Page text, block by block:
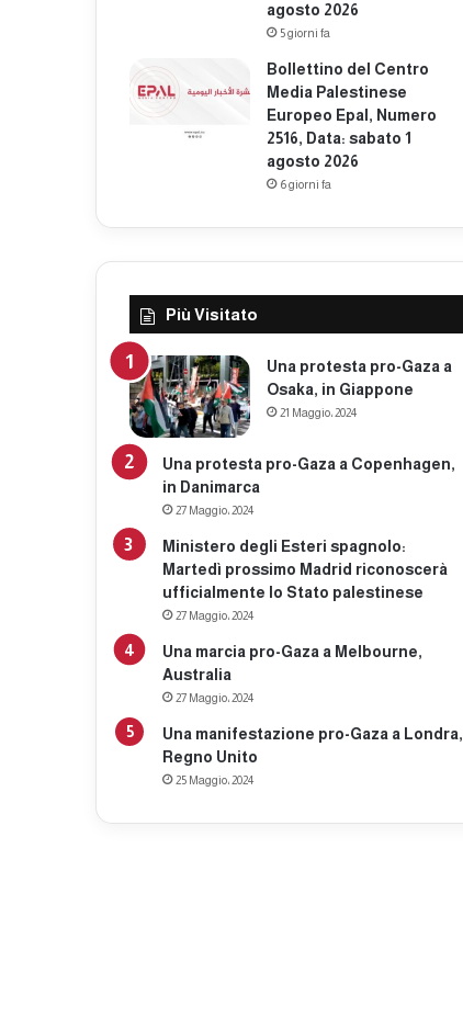
agosto 2026
5 giorni fa
Bollettino del Centro
Media Palestinese
Europeo Epal, Numero
2516, Data: sabato 1
agosto 2026
6 giorni fa
Più Visitato
Una protesta pro-Gaza a
Osaka, in Giappone
21 Maggio، 2024
Una protesta pro-Gaza a Copenhagen,
in Danimarca
27 Maggio، 2024
Ministero degli Esteri spagnolo:
Martedì prossimo Madrid riconoscerà
ufficialmente lo Stato palestinese
27 Maggio، 2024
Una marcia pro-Gaza a Melbourne,
Australia
27 Maggio، 2024
Una manifestazione pro-Gaza a Londra,
Regno Unito
25 Maggio، 2024